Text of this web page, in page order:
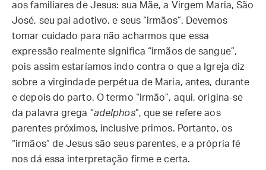
aos familiares de Jesus: sua Mãe, a Virgem Maria, São
José, seu pai adotivo, e seus “irmãos”. Devemos
tomar cuidado para não acharmos que essa
expressão realmente significa “irmãos de sangue”,
pois assim estaríamos indo contra o que a Igreja diz
sobre a virgindade perpétua de Maria, antes, durante
e depois do parto. O termo “irmão”, aqui, origina-se
da palavra grega “adelphos”, que se refere aos
parentes próximos, inclusive primos. Portanto, os
“irmãos” de Jesus são seus parentes, e a própria fé
nos dá essa interpretação firme e certa.